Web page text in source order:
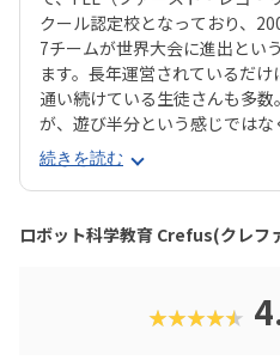
クール認定校となっており、
7チームが世界大会に進出とい
ます。長年運営されているだ
通い続けている生徒さんも多
が、遊び半分という感じでは
のが特長です。ひとことで言え
健」なイメージのCrefusは、本
ったりのスクールでしょう。
年長〜小2生向けにKicks（キッ
運営されています。Kicsのほう
て、興味を持つか確かめたい
きます。Crefus/Kicksともに、
続きを読む
ロボット科学教育 Crefus(クレフ
★★★★★